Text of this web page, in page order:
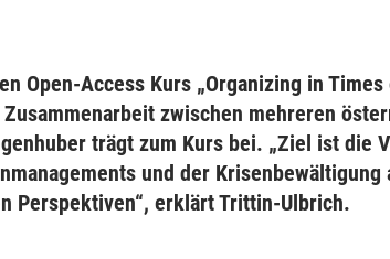
Open-Access Kurs „Organizing in
zwischen mehreren
trägt zum Kurs bei. „Ziel ist die
und der Krisenbewältigung
Perspektiven“, erklärt Trittin-Ulbrich.